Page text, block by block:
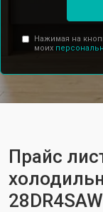
Нажимая на
моих
Прайс
28DR4SAW